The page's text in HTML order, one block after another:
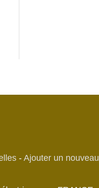
- Ajouter un nouveau